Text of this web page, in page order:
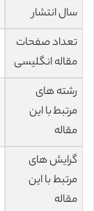
سال انتشار
تعداد صفحات
مقاله انگلیسی
رشته های
مرتبط با این
مقاله
گرایش های
مرتبط با این
مقاله